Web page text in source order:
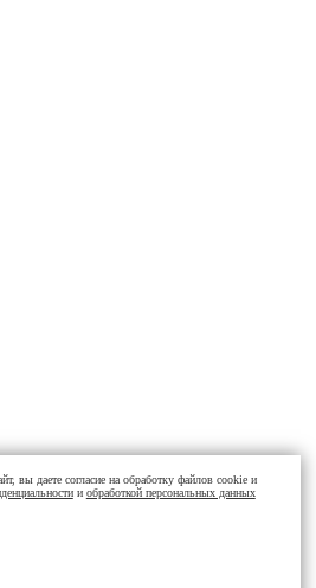
вы даете согласие на обработку файлов cookie и
и обработкой персональных данных